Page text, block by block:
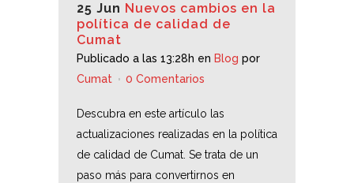
25 Jun Nuevos cambios en la
política de calidad de
Cumat
Publicado a las 13:28h en Blog por
Cumat
0 Comentarios
Descubra en este artículo las
actualizaciones realizadas en la política
de calidad de Cumat. Se trata de un
paso más para convertirnos en